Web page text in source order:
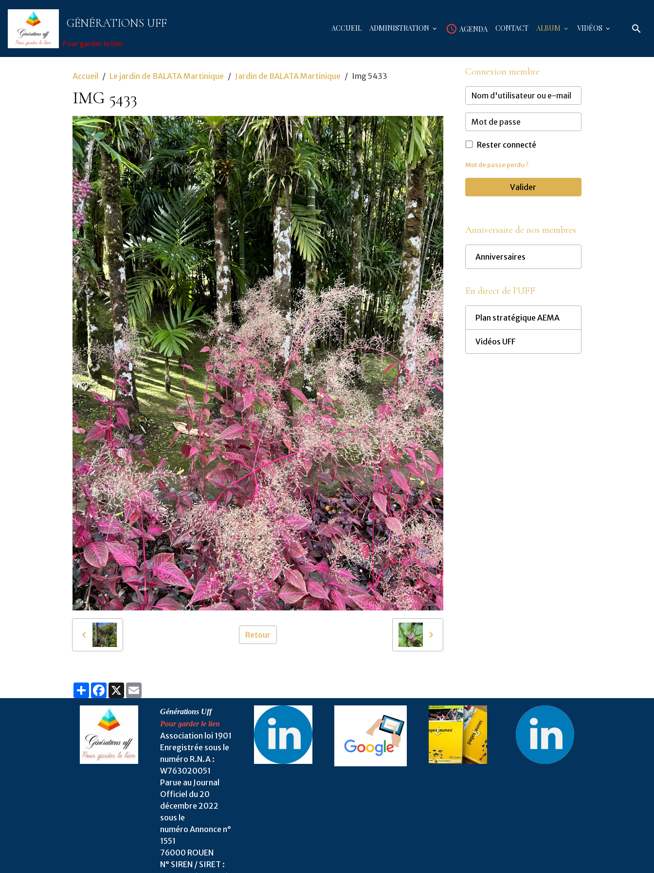
GÉNÉRATIONS UFF
Pour garder le lien
ACCUEIL ADMINISTRATION AGENDA CONTACT ALBUM VIDÉOS
Accueil Le jardin de BALATA Martinique Jardin de BALATA Martinique Img 5433
IMG 5433
Retour
PartagerFacebook
X
Connexion membre
Rester connecté
Mot de passe perdu ?
Valider
Anniversaire de nos membres
Anniversaires
En direct de l'UFF
Plan stratégique AEMA
Vidéos UFF
Générations Uff
Pour garder le lien
Association loi 1901
Enregistrée sous le
numéro R.N.A :
W763020051
Parue au Journal
Officiel du 20
décembre 2022
sous le
numéro Annonce n°
1551
76000 ROUEN
N° SIREN / SIRET :